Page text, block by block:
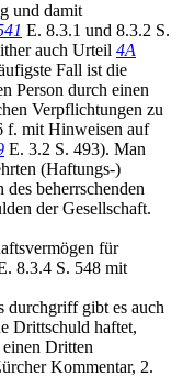
und damit
E. 8.3.1 und 8.3.2 S.
auch Urteil 4A
Fall ist die
Person durch einen
Verpflichtungen zu
f. mit Hinweisen auf
E. 3.2 S. 493). Man
(Haftungs-)
beherrschenden
der Gesellschaft.
für
8.3.4 S. 548 mit
durchgriff gibt es auch
Drittschuld haftet,
Dritten
Kommentar, 2.